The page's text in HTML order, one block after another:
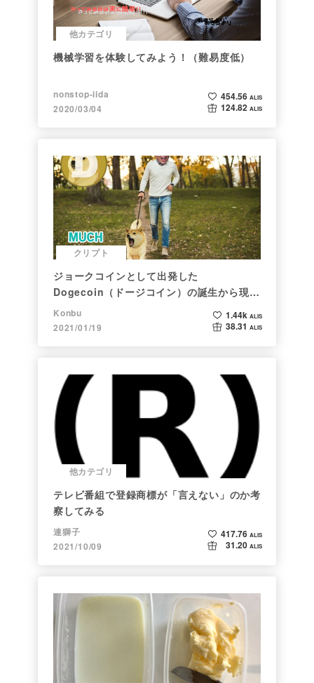
他カテゴリ
機械学習を体験してみよう！（難易度低）
nonstop-iida
2020/03/04
454.56 ALIS
124.82 ALIS
クリプト
ジョークコインとして出発した
Dogecoin（ドージコイン）の誕生から現在
まで。注目される非証券性🐶
Konbu
2021/01/19
1.44k ALIS
38.31 ALIS
他カテゴリ
テレビ番組で登録商標が「言えない」のか考
察してみる
連獅子
2021/10/09
417.76 ALIS
31.20 ALIS